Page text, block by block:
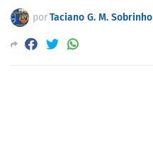
porTaciano G. M. Sobrinho